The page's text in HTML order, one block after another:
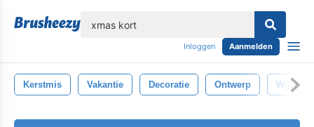
Inloggen Aanmelden
Kerstmis Vakantie Decoratie Ontwerp